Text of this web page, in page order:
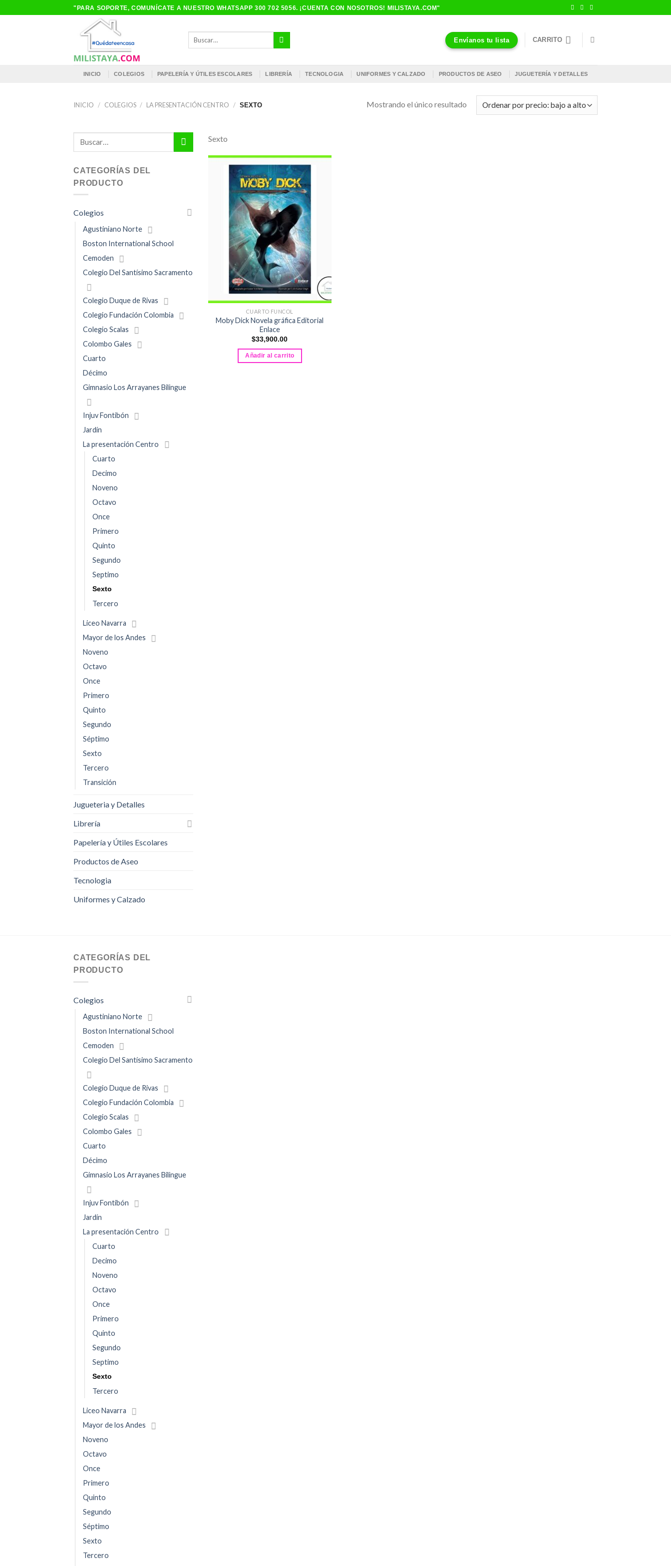
al
"PARA SOPORTE, COMUNÍCATE A NUESTRO WHATSAPP 300 702 5056. ¡CUENTA CON NOSOTROS! MILISTAYA.COM"
Envíanos tu lista CARRITO
INICIO COLEGIOS PAPELERÍA Y ÚTILES ESCOLARES LIBRERÍA TECNOLOGIA UNIFORMES Y CALZADO PRODUCTOS DE ASEO JUGUETERÍA Y DETALLES
INICIO / COLEGIOS / LA PRESENTACIÓN CENTRO / SEXTO Mostrando el único resultado
CATEGORÍAS DEL
PRODUCTO
Colegios
Agustiniano Norte
Boston International School
Cemoden
Colegio Del Santísimo Sacramento
Colegio Duque de Rivas
Colegio Fundación Colombia
Colegio Scalas
Colombo Gales
Cuarto
Décimo
Gimnasio Los Arrayanes Bilingue
Injuv Fontibón
Jardín
La presentación Centro
Cuarto
Decimo
Noveno
Octavo
Once
Primero
Quinto
Segundo
Septimo
Sexto
Tercero
Liceo Navarra
Mayor de los Andes
Noveno
Octavo
Once
Primero
Quinto
Segundo
Séptimo
Sexto
Tercero
Transición
Jugueteria y Detalles
Librería
Papelería y Útiles Escolares
Productos de Aseo
Tecnologia
Uniformes y Calzado
Sexto
CUARTO FUNCOL
Moby Dick Novela gráfica Editorial
Enlace
$33,900.00
Añadir al carrito
CATEGORÍAS DEL
PRODUCTO
Colegios
Agustiniano Norte
Boston International School
Cemoden
Colegio Del Santísimo Sacramento
Colegio Duque de Rivas
Colegio Fundación Colombia
Colegio Scalas
Colombo Gales
Cuarto
Décimo
Gimnasio Los Arrayanes Bilingue
Injuv Fontibón
Jardín
La presentación Centro
Cuarto
Decimo
Noveno
Octavo
Once
Primero
Quinto
Segundo
Septimo
Sexto
Tercero
Liceo Navarra
Mayor de los Andes
Noveno
Octavo
Once
Primero
Quinto
Segundo
Séptimo
Sexto
Tercero